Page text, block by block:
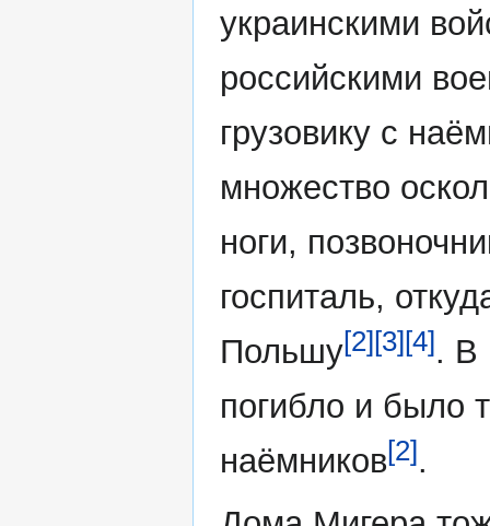
украинскими
российскими
грузовику с
множество
ноги,
госпиталь,
Польшу[2][3][4]. В
погибло и было
наёмников[2].